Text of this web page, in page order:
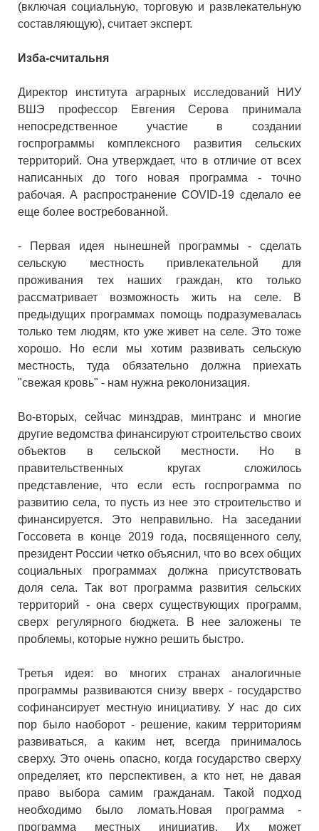
(включая социальную, торговую и развлекательную
составляющую), считает эксперт.
Изба-считальня
Директор института аграрных исследований НИУ
ВШЭ профессор Евгения Серова принимала
непосредственное участие в создании
госпрограммы комплексного развития сельских
территорий. Она утверждает, что в отличие от всех
написанных до того новая программа - точно
рабочая. А распространение COVID-19 сделало ее
еще более востребованной.
- Первая идея нынешней программы - сделать
сельскую местность привлекательной для
проживания тех наших граждан, кто только
рассматривает возможность жить на селе. В
предыдущих программах помощь подразумевалась
только тем людям, кто уже живет на селе. Это тоже
хорошо. Но если мы хотим развивать сельскую
местность, туда обязательно должна приехать
"свежая кровь" - нам нужна реколонизация.
Во-вторых, сейчас минздрав, минтранс и многие
другие ведомства финансируют строительство своих
объектов в сельской местности. Но в
правительственных кругах сложилось
представление, что если есть госпрограмма по
развитию села, то пусть из нее это строительство и
финансируется. Это неправильно. На заседании
Госсовета в конце 2019 года, посвященного селу,
президент России четко объяснил, что во всех общих
социальных программах должна присутствовать
доля села. Так вот программа развития сельских
территорий - она сверх существующих программ,
сверх регулярного бюджета. В нее заложены те
проблемы, которые нужно решить быстро.
Третья идея: во многих странах аналогичные
программы развиваются снизу вверх - государство
софинансирует местную инициативу. У нас до сих
пор было наоборот - решение, каким территориям
развиваться, а каким нет, всегда принималось
сверху. Это очень опасно, когда государство сверху
определяет, кто перспективен, а кто нет, не давая
право выбора самим гражданам. Такой подход
необходимо было ломать.Новая программа -
программа местных инициатив. Их может